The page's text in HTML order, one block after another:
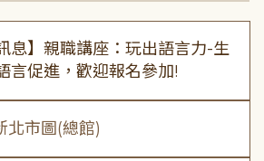
息】親職講座：玩出語言力-生
言促進，歡迎報名參加!
北市圖(總館)